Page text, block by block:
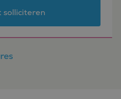
solliciteren